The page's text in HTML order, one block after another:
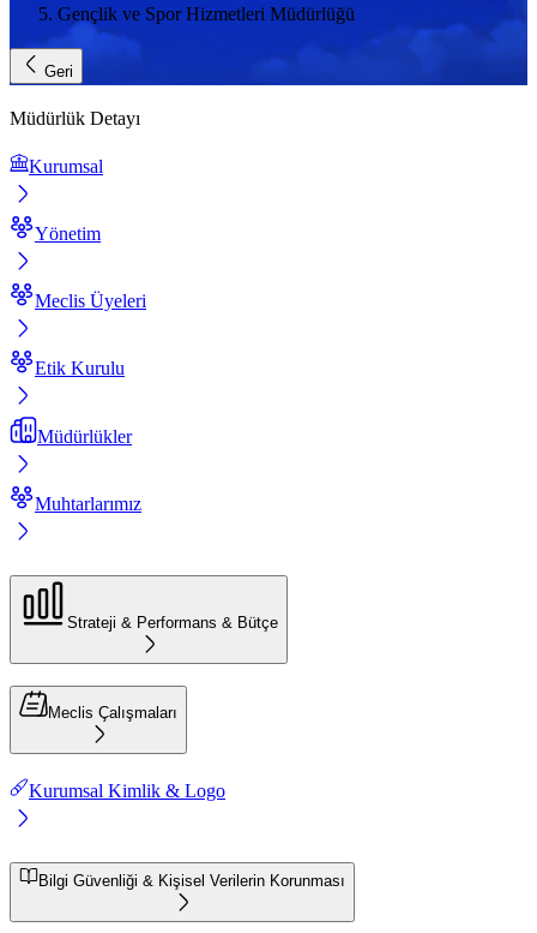
Gençlik ve Spor Hizmetleri Müdürlüğü
Geri
Müdürlük Detayı
Kurumsal
Yönetim
Meclis Üyeleri
Etik Kurulu
Müdürlükler
Muhtarlarımız
Strateji & Performans & Bütçe
Meclis Çalışmaları
Kurumsal Kimlik & Logo
Bilgi Güvenliği & Kişisel Verilerin Korunması